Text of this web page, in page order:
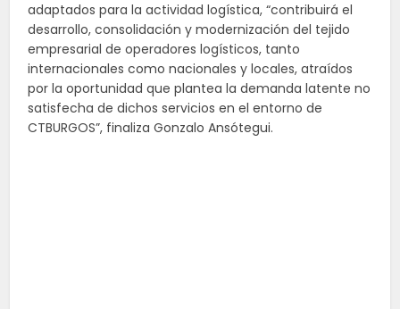
adaptados para la actividad logística, “contribuirá el
desarrollo, consolidación y modernización del tejido
empresarial de operadores logísticos, tanto
internacionales como nacionales y locales, atraídos
por la oportunidad que plantea la demanda latente no
satisfecha de dichos servicios en el entorno de
CTBURGOS”, finaliza Gonzalo Ansótegui.